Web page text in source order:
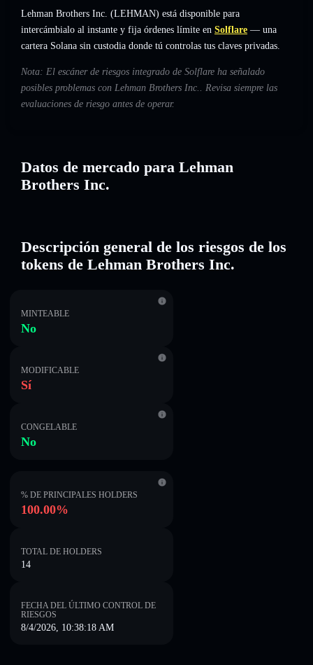
Lehman Brothers Inc. (LEHMAN) está disponible para
intercámbialo al instante y fija órdenes límite en Solflare — una
cartera Solana sin custodia donde tú controlas tus claves privadas.
Nota: El escáner de riesgos integrado de Solflare ha señalado
posibles problemas con Lehman Brothers Inc.. Revisa siempre las
evaluaciones de riesgo antes de operar.
Datos de mercado para Lehman
Brothers Inc.
Descripción general de los riesgos de los
tokens de Lehman Brothers Inc.
MINTEABLE
No
MODIFICABLE
Sí
CONGELABLE
No
% DE PRINCIPALES HOLDERS
100.00%
TOTAL DE HOLDERS
14
FECHA DEL ÚLTIMO CONTROL DE
RIESGOS
8/4/2026, 10:38:18 AM